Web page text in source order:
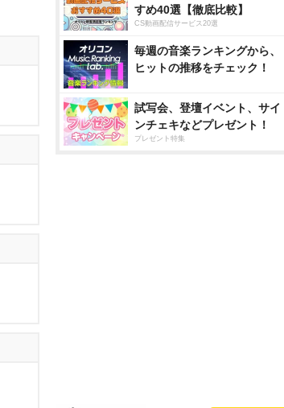
すめ40選【徹底比較】
CS動画配信サービス20選
毎週の音楽ランキングから、
ヒットの推移をチェック！
試写会、登壇イベント、サイ
ンチェキなどプレゼント！
プレゼント特集